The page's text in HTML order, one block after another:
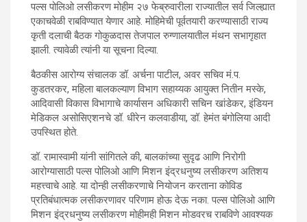
पल्स पोलिओ लसीकरण मोहीम २७ फेब्रुवारीला राज्यातील सर्व जिल्ह्यात
एकाचवेळी राबविण्यात येणार आहे. मोहिमेची पूर्वतयारी करण्यासाठी राज्य
कृती दलाची बैठक गोकुळदास तेजपाल रुग्णालयातील मंथन सभागृहात
झाली. त्यावेळी त्यांनी या सूचना दिल्या.
बैठकीस आरोग्य संचालक डॉ. अर्चना पाटील, अवर सचिव मं.प.
कुडतरकर, महिला बालकल्याण विभाग सहाय्यक आयुक्त नितीन मस्के,
आदिवासी विकास विभागाचे कार्यासन अधिकारी सचिन खांडेकर, इंडियन
मेडिकल असोसिएशनचे डॉ. धीरेन कलवाडीया, डॉ. हेमंत बंगोलिया आदी
उपस्थित होते.
डॉ. रामास्वामी यांनी सांगितले की, बालकांच्या सुदृढ आणि निरोगी
आरोग्यासाठी पल्स पोलिओ आणि मिशन इंद्रधनुष्य लसीकरण अतिशय
महत्त्वाचे आहे. या दोन्ही लसीकरणाचे नियोजन करताना कोविड
प्रतिबंधात्मक लसीकरणावर परिणाम होऊ देऊ नका. पल्स पोलिओ आणि
मिशन इंद्रधनुष्य लसीकरण मोहीमही मिशन मोडवरच राबविणे आवश्यक